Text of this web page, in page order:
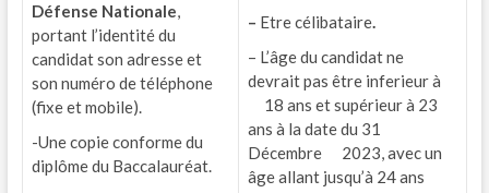
Défense Nationale,
portant l’identité du
candidat son adresse et
son numéro de téléphone
(fixe et mobile).
-Une copie conforme du
diplôme du Baccalauréat.
– Etre célibataire.
– L’âge du candidat ne
devrait pas être inferieur à
18 ans et supérieur à 23
ans à la date du 31
Décembre 2023, avec un
âge allant jusqu’à 24 ans